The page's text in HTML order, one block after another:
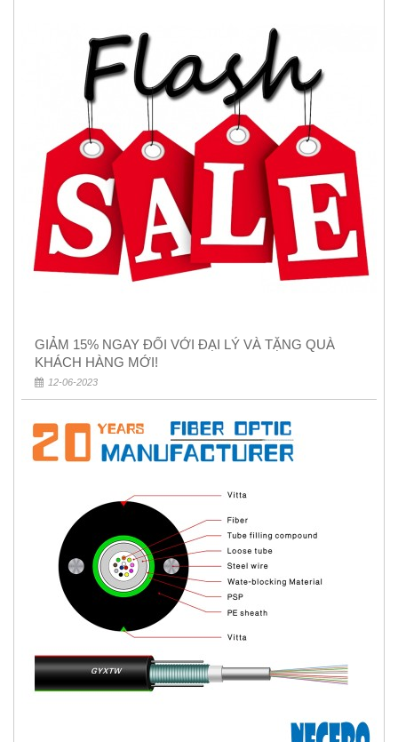
GIẢM 15% NGAY ĐỐI VỚI ĐẠI LÝ VÀ TẶNG QUÀ
KHÁCH HÀNG MỚI!
12-06-2023